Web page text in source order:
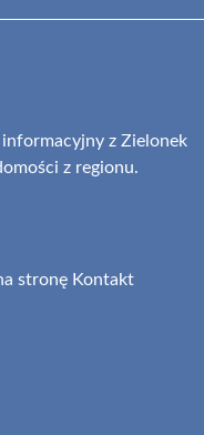
z Zielonek
z regionu.
stronę Kontakt